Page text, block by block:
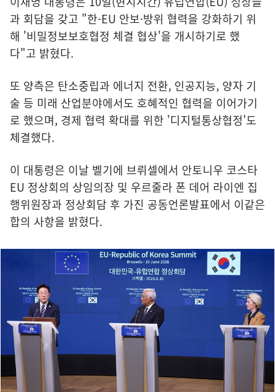
과 회담을 갖고 "한-EU 안보·방위 협력을 강화하기 위
해 '비밀정보보호협정 체결 협상'을 개시하기로 했
다"고 밝혔다.
또 양측은 탄소중립과 에너지 전환, 인공지능, 양자 기
술 등 미래 산업분야에서도 호혜적인 협력을 이어가기
로 했으며, 경제 협력 확대를 위한 '디지털통상협정'도
체결했다.
이 대통령은 이날 벨기에 브뤼셀에서 안토니우 코스타
EU 정상회의 상임의장 및 우르줄라 폰 데어 라이엔 집
행위원장과 정상회담 후 가진 공동언론발표에서 이같은
합의 사항을 밝혔다.